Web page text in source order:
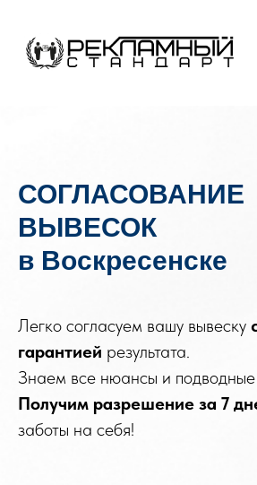
СОГЛАСОВАНИЕ
ВЫВЕСОК
в Воскресенске
Легко согласуем вашу вывеску
гарантией результата.
Знаем все нюансы и
Получим разрешение за 7
заботы на себя!